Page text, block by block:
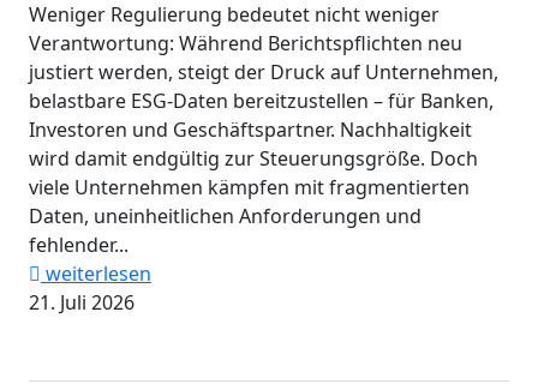
Weniger Regulierung bedeutet nicht weniger
Verantwortung: Während Berichtspflichten neu
justiert werden, steigt der Druck auf Unternehmen,
belastbare ESG-Daten bereitzustellen – für Banken,
Investoren und Geschäftspartner. Nachhaltigkeit
wird damit endgültig zur Steuerungsgröße. Doch
viele Unternehmen kämpfen mit fragmentierten
Daten, uneinheitlichen Anforderungen und
fehlender...
weiterlesen
21. Juli 2026